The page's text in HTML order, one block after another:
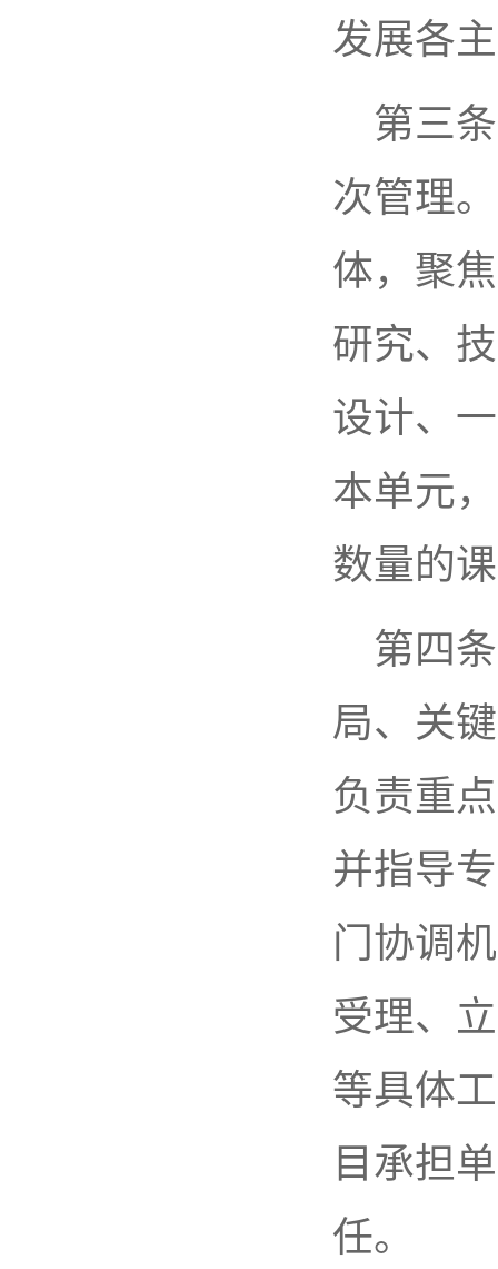
发展各
第三
次管理
体，聚
研究、
设计、
本单元
数量的
第四
局、关
负责重
并指导
门协调
受理、
等具体
目承担
任。